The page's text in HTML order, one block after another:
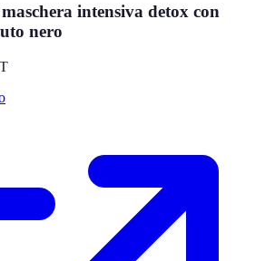
intensiva detox con
nero